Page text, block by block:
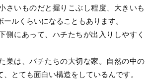
さいものだと握りこぶし程度、大きいも
ルくらいになることもあります。
側にあって、ハチたちが出入りしやすく
巣は、バチたちの大切な家。自然の中の
とても面白い構造をしているんです。